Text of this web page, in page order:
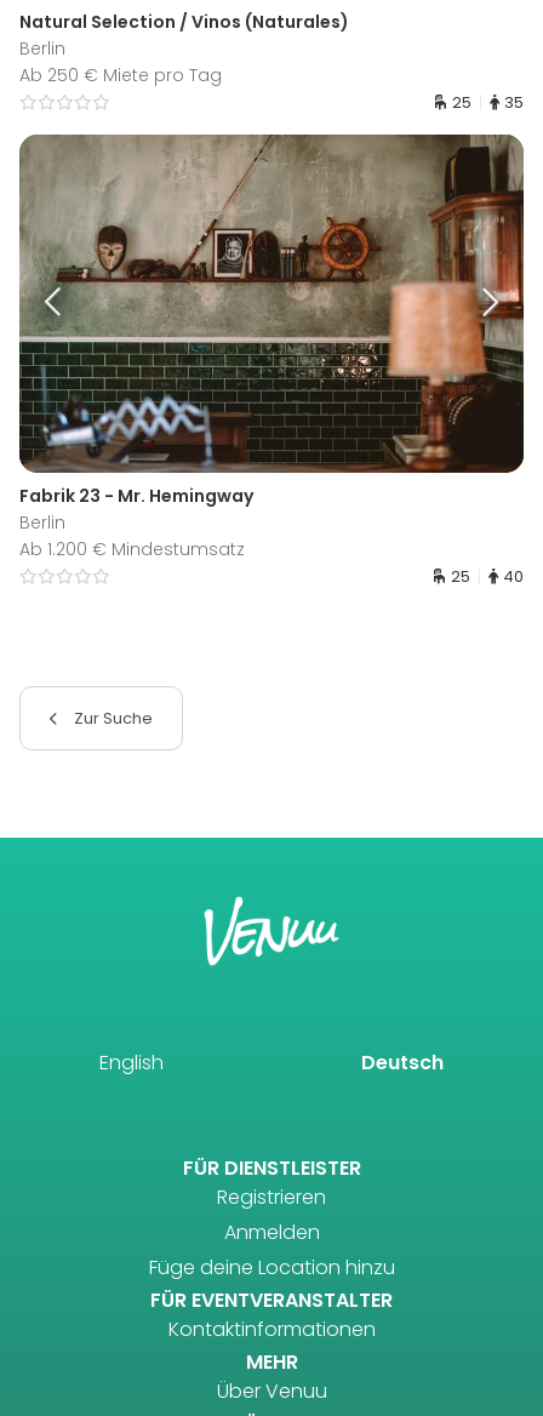
Natural Selection / Vinos (Naturales)
Berlin
Ab 250 € Miete pro Tag
25 35
Fabrik 23 - Mr. Hemingway
Berlin
Ab 1.200 € Mindestumsatz
25 40
Zur Suche
English Deutsch
FÜR DIENSTLEISTER
Registrieren
Anmelden
Füge deine Location hinzu
FÜR EVENTVERANSTALTER
Kontaktinformationen
MEHR
Über Venuu